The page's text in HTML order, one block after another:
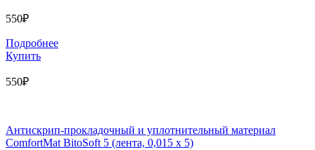
550₽
Подробнее
Купить
550₽
Антискрип-прокладочный и уплотнительный материал
ComfortMat BitoSoft 5 (лента, 0,015 х 5)